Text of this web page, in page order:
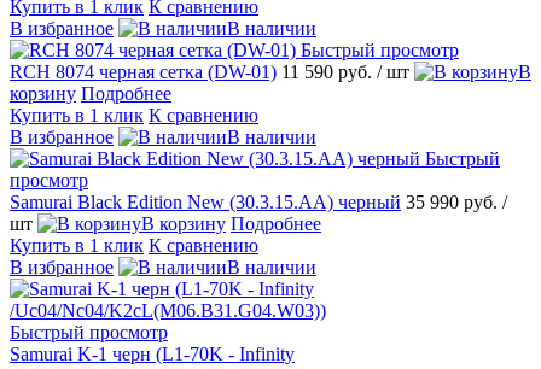
Купить в 1 клик К сравнению
В избранное
В наличии
Быстрый просмотр
RCH 8074 черная сетка (DW-01) 11 590 руб. / шт
В
корзину Подробнее
Купить в 1 клик К сравнению
В избранное
В наличии
Быстрый
просмотр
Samurai Black Edition New (30.3.15.AA) черный 35 990 руб. /
шт
В корзину Подробнее
Купить в 1 клик К сравнению
В избранное
В наличии
Быстрый просмотр
Samurai K-1 черн (L1-70K - Infinity